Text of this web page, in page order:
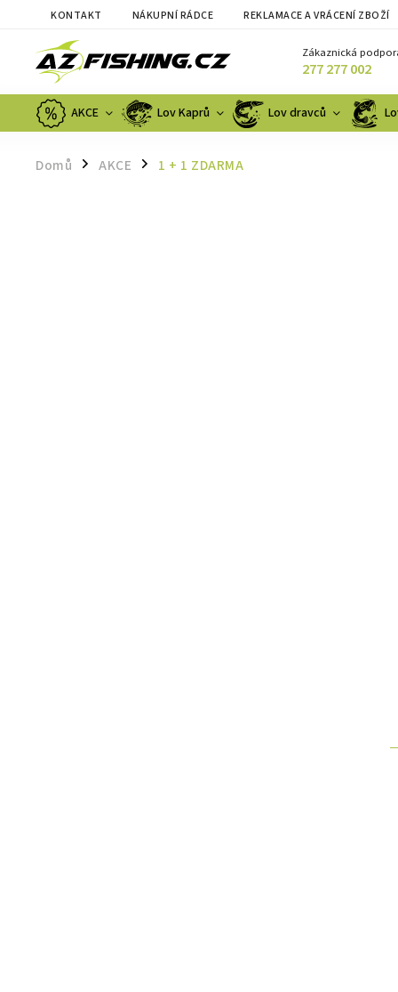
KONTAKT NÁKUPNÍ RÁDCE REKLAMACE A VRÁCENÍ ZBOŽÍ
Zákaznická
277 277 002
AKCE Lov Kaprů Lov dravců
Domů / AKCE / 1 + 1 ZDARMA